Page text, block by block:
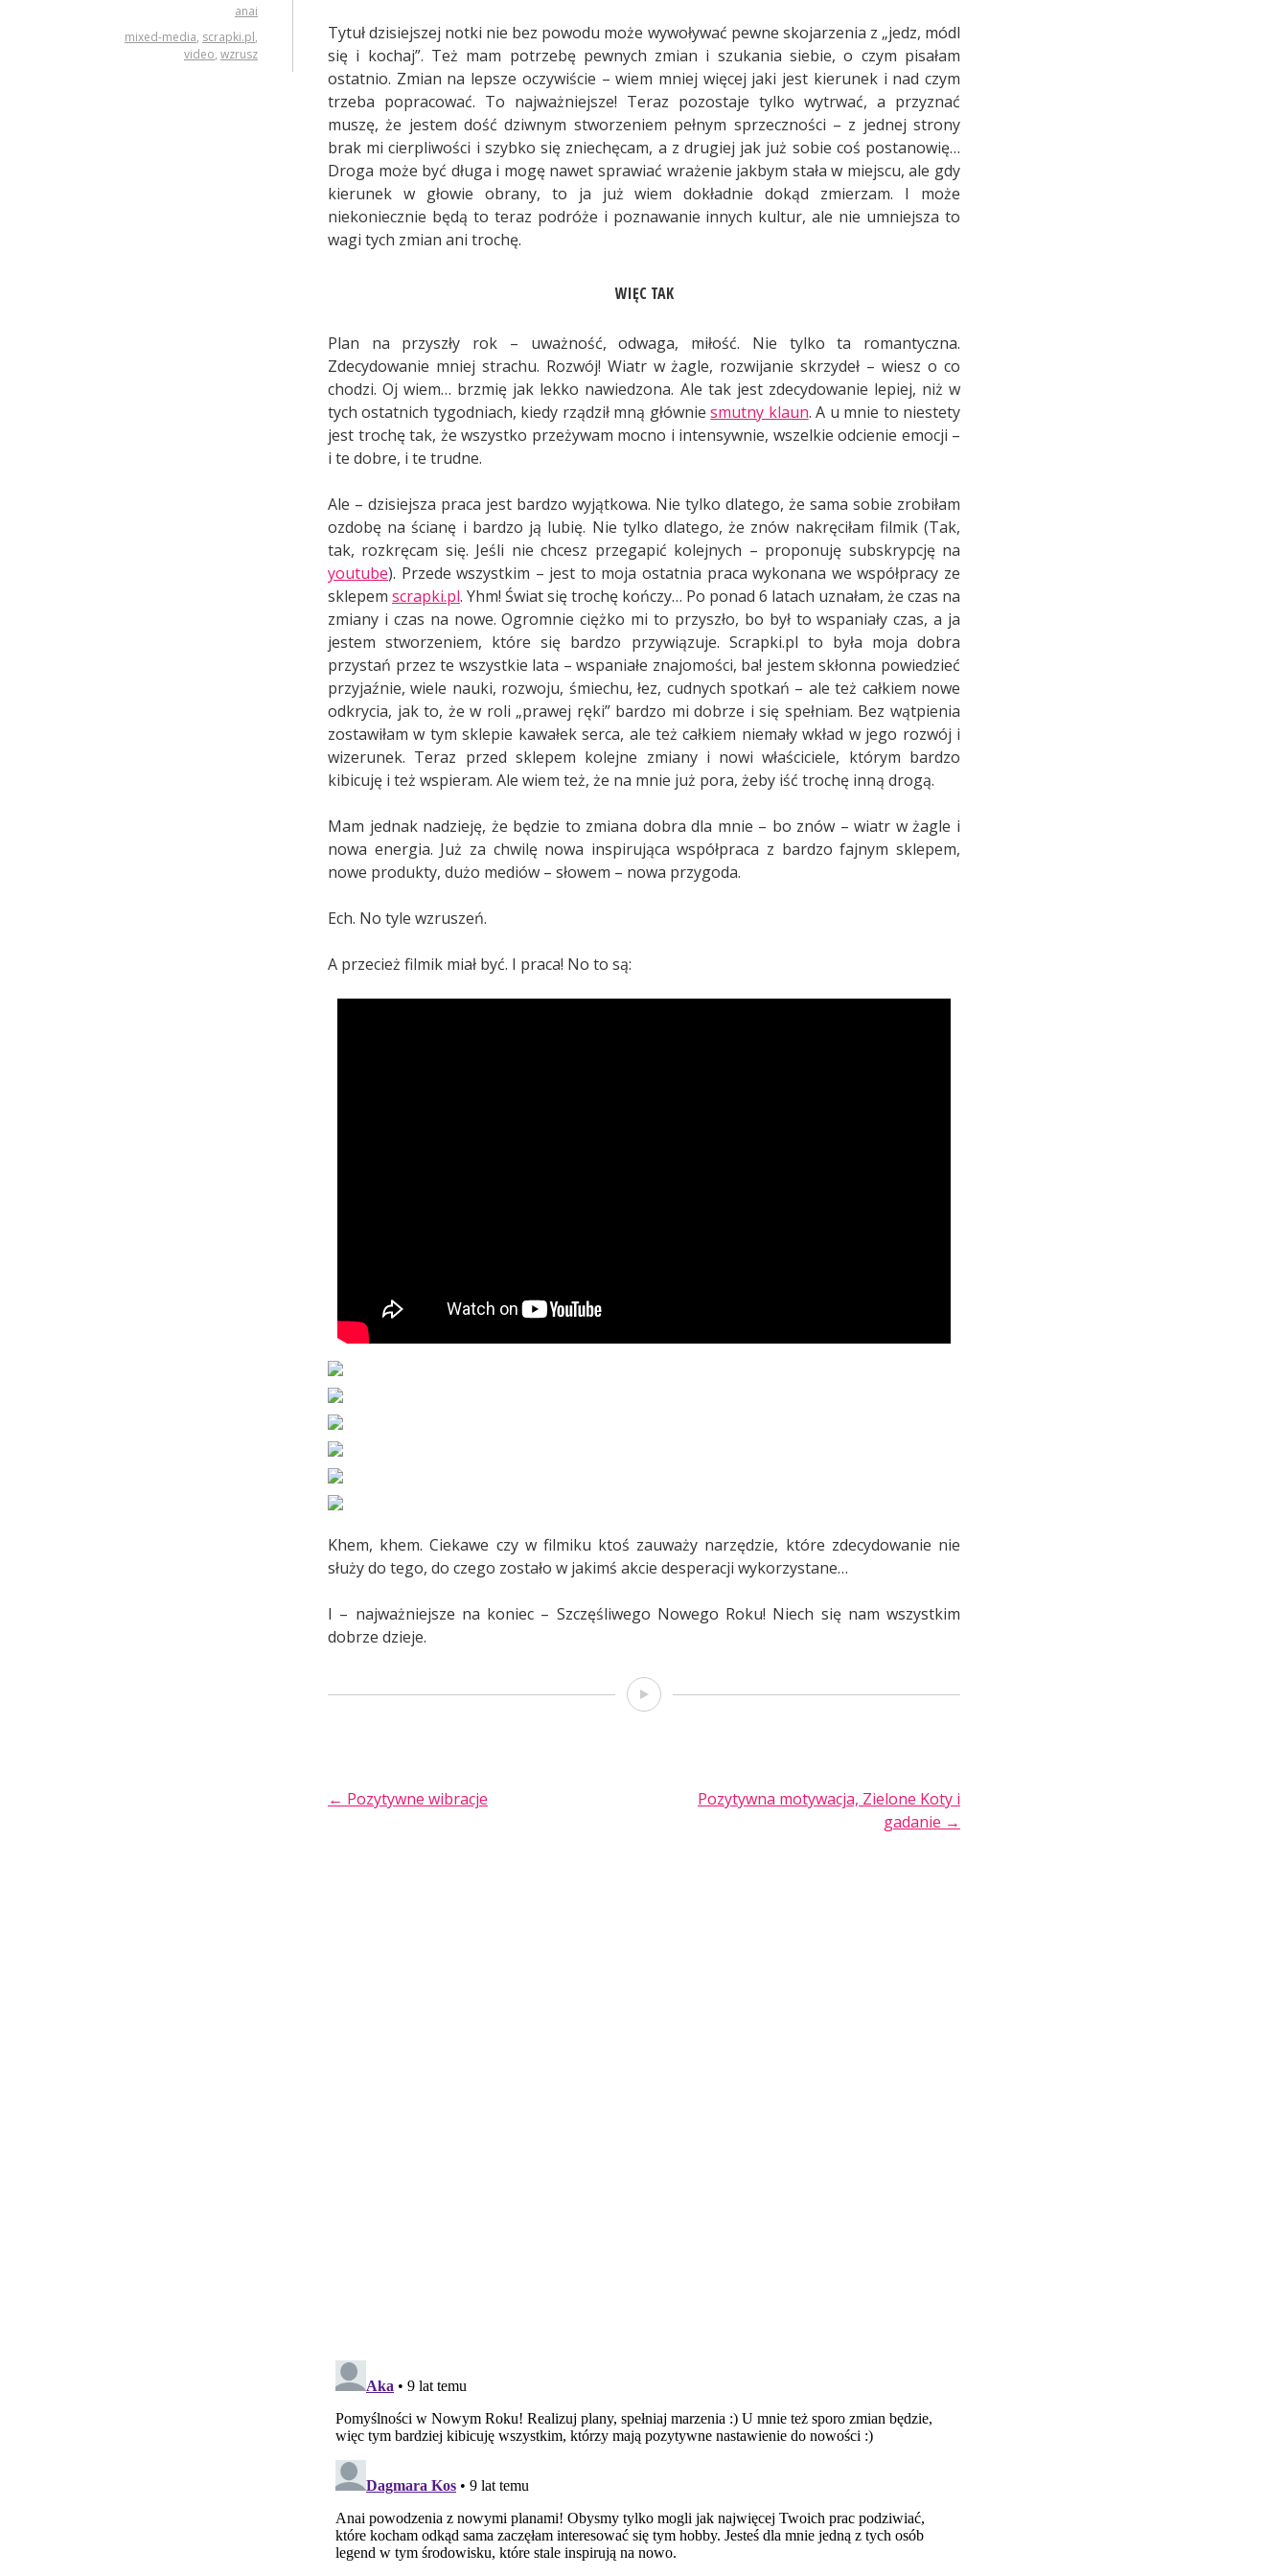
anai
mixed-media, scrapki.pl,
video, wzrusz
Tytuł dzisiejszej notki nie bez powodu może wywoływać pewne skojarzenia z „jedz, módl
się i kochaj”. Też mam potrzebę pewnych zmian i szukania siebie, o czym pisałam
ostatnio. Zmian na lepsze oczywiście – wiem mniej więcej jaki jest kierunek i nad czym
trzeba popracować. To najważniejsze! Teraz pozostaje tylko wytrwać, a przyznać
muszę, że jestem dość dziwnym stworzeniem pełnym sprzeczności – z jednej strony
brak mi cierpliwości i szybko się zniechęcam, a z drugiej jak już sobie coś postanowię…
Droga może być długa i mogę nawet sprawiać wrażenie jakbym stała w miejscu, ale gdy
kierunek w głowie obrany, to ja już wiem dokładnie dokąd zmierzam. I może
niekoniecznie będą to teraz podróże i poznawanie innych kultur, ale nie umniejsza to
wagi tych zmian ani trochę.
WIĘC TAK
Plan na przyszły rok – uważność, odwaga, miłość. Nie tylko ta romantyczna.
Zdecydowanie mniej strachu. Rozwój! Wiatr w żagle, rozwijanie skrzydeł – wiesz o co
chodzi. Oj wiem… brzmię jak lekko nawiedzona. Ale tak jest zdecydowanie lepiej, niż w
tych ostatnich tygodniach, kiedy rządził mną główniesmutny klaun. A u mnie to niestety
jest trochę tak, że wszystko przeżywam mocno i intensywnie, wszelkie odcienie emocji –
i te dobre, i te trudne.
Ale – dzisiejsza praca jest bardzo wyjątkowa. Nie tylko dlatego, że sama sobie zrobiłam
ozdobę na ścianę i bardzo ją lubię. Nie tylko dlatego, że znów nakręciłam filmik (Tak,
tak, rozkręcam się. Jeśli nie chcesz przegapić kolejnych – proponuję subskrypcję na
youtube). Przede wszystkim – jest to moja ostatnia praca wykonana we współpracy ze
sklepem scrapki.pl. Yhm! Świat się trochę kończy… Po ponad 6 latach uznałam, że czas na
zmiany i czas na nowe. Ogromnie ciężko mi to przyszło, bo był to wspaniały czas, a ja
jestem stworzeniem, które się bardzo przywiązuje. Scrapki.pl to była moja dobra
przystań przez te wszystkie lata – wspaniałe znajomości, ba! jestem skłonna powiedzieć
przyjaźnie, wiele nauki, rozwoju, śmiechu, łez, cudnych spotkań – ale też całkiem nowe
odkrycia, jak to, że w roli „prawej ręki” bardzo mi dobrze i się spełniam. Bez wątpienia
zostawiłam w tym sklepie kawałek serca, ale też całkiem niemały wkład w jego rozwój i
wizerunek. Teraz przed sklepem kolejne zmiany i nowi właściciele, którym bardzo
kibicuję i też wspieram. Ale wiem też, że na mnie już pora, żeby iść trochę inną drogą.
Mam jednak nadzieję, że będzie to zmiana dobra dla mnie – bo znów – wiatr w żagle i
nowa energia. Już za chwilę nowa inspirująca współpraca z bardzo fajnym sklepem,
nowe produkty, dużo mediów – słowem – nowa przygoda.
Ech. No tyle wzruszeń.
A przecież filmik miał być. I praca! No to są:
Khem, khem. Ciekawe czy w filmiku ktoś zauważy narzędzie, które zdecydowanie nie
służy do tego, do czego zostało w jakimś akcie desperacji wykorzystane…
I – najważniejsze na koniec – Szczęśliwego Nowego Roku! Niech się nam wszystkim
dobrze dzieje.
Film
POST
← Pozytywne wibracje
Pozytywna motywacja, Zielone Koty i
gadanie →